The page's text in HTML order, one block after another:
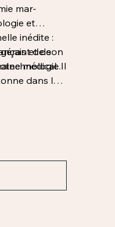
mar-
et
inédite :
et de
de son
médical. Il
dans la